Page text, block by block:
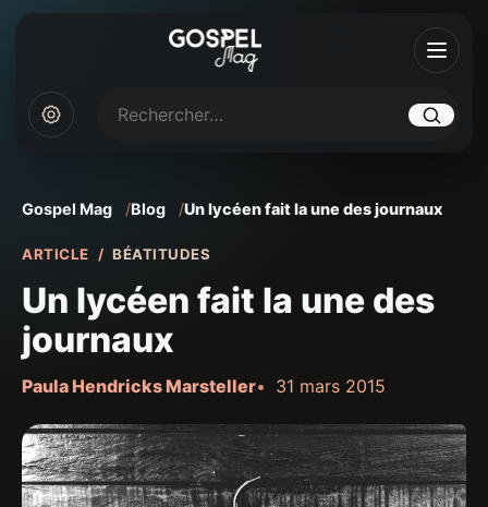
Rechercher sur Gospel Mag
Gospel Mag Blog Un lycéen fait la une des journaux
ARTICLE BÉATITUDES
Un lycéen fait la une des
journaux
Paula Hendricks Marsteller 31 mars 2015